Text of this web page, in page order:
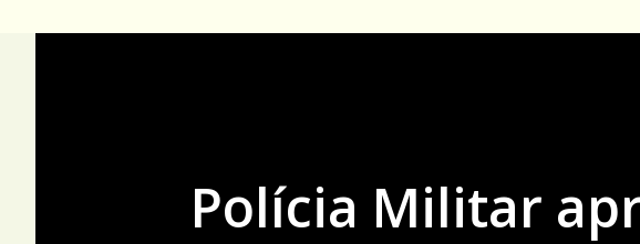
Polícia Militar